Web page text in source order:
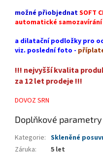
možné přiobjednatSOFT
automatické
a dilatační podložky pro
viz. poslední foto -
!!! nejvyšší kvalita
za 12 let prodeje !!!
DOVOZ SRN
Doplňkové parametry
Kategorie: Skleněné
Záruka:
5 let